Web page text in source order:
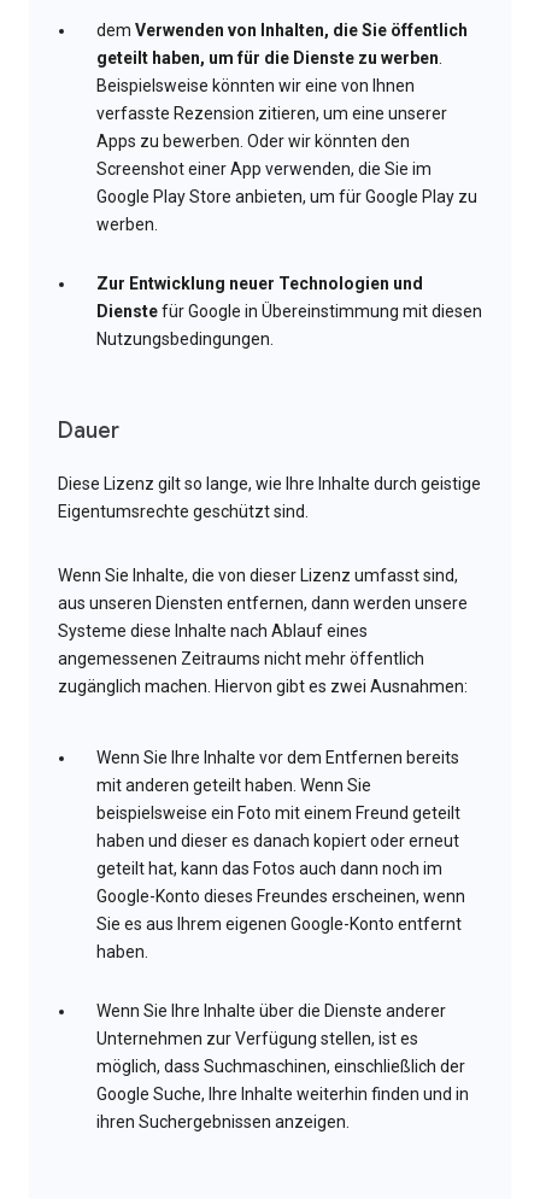
dem Verwenden von Inhalten, die Sie öffentlich
geteilt haben, um für die Dienste zu werben.
Beispielsweise könnten wir eine von Ihnen
verfasste Rezension zitieren, um eine unserer
Apps zu bewerben. Oder wir könnten den
Screenshot einer App verwenden, die Sie im
Google Play Store anbieten, um für Google Play zu
werben.
Zur Entwicklung neuer Technologien und
Dienstefür Google in Übereinstimmung mit diesen
Nutzungsbedingungen.
Dauer
Diese Lizenz gilt so lange, wie Ihre Inhalte durch geistige
Eigentumsrechte geschützt sind.
Wenn Sie Inhalte, die von dieser Lizenz umfasst sind,
aus unseren Diensten entfernen, dann werden unsere
Systeme diese Inhalte nach Ablauf eines
angemessenen Zeitraums nicht mehr öffentlich
zugänglich machen. Hiervon gibt es zwei Ausnahmen:
Wenn Sie Ihre Inhalte vor dem Entfernen bereits
mit anderen geteilt haben. Wenn Sie
beispielsweise ein Foto mit einem Freund geteilt
haben und dieser es danach kopiert oder erneut
geteilt hat, kann das Fotos auch dann noch im
Google-Konto dieses Freundes erscheinen, wenn
Sie es aus Ihrem eigenen Google-Konto entfernt
haben.
Wenn Sie Ihre Inhalte über die Dienste anderer
Unternehmen zur Verfügung stellen, ist es
möglich, dass Suchmaschinen, einschließlich der
Google Suche, Ihre Inhalte weiterhin finden und in
ihren Suchergebnissen anzeigen.